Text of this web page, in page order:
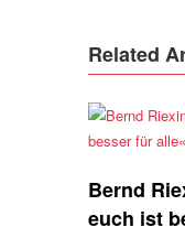
Related
Bernd
euch ist